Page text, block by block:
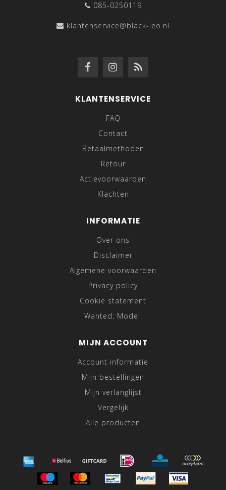
085-0250119
klantenservice@black-leo.nl
KLANTENSERVICE
FAQ
Contact
Betaalmethoden
Retour
Actievoorwaarden
Klachten
INFORMATIE
Over ons
Disclaimer
Algemene voorwaarden
Privacy policy
Cookie statement
Wanted: Model!
MIJN ACCOUNT
Account informatie
Mijn bestellingen
Mijn verlanglijst
Vergelijk
Alle producten